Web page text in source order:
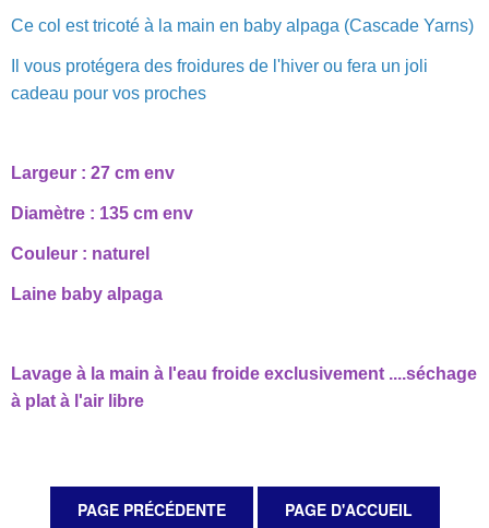
Ce col est tricoté à la main en baby alpaga (Cascade Yarns)
Il vous protégera des froidures de l'hiver ou fera un joli
cadeau pour vos proches
Largeur : 27 cm env
Diamètre : 135 cm env
Couleur : naturel
Laine baby alpaga
Lavage à la main à l'eau froide exclusivement ....séchage
à plat à l'air libre